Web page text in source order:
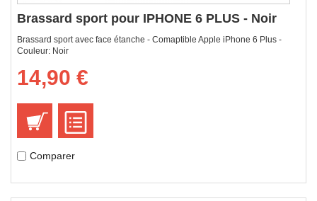
Brassard sport pour IPHONE 6 PLUS - Noir
Brassard sport avec face étanche - Comaptible Apple iPhone 6 Plus -
Couleur: Noir
14,90 €
Comparer